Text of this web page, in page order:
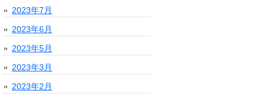
2023年7月
2023年6月
2023年5月
2023年3月
2023年2月